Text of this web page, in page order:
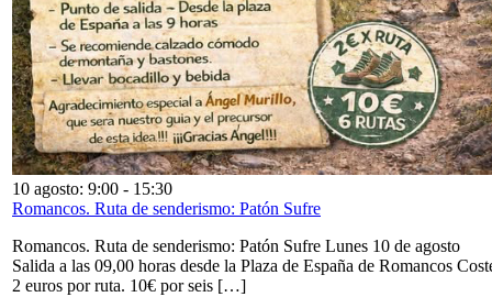
10 agosto: 9:00 - 15:30
Romancos. Ruta de senderismo: Patón Sufre
Romancos. Ruta de senderismo: Patón Sufre Lunes 10 de agosto
Salida a las 09,00 horas desde la Plaza de España de Romancos
2 euros por ruta. 10€ por seis […]